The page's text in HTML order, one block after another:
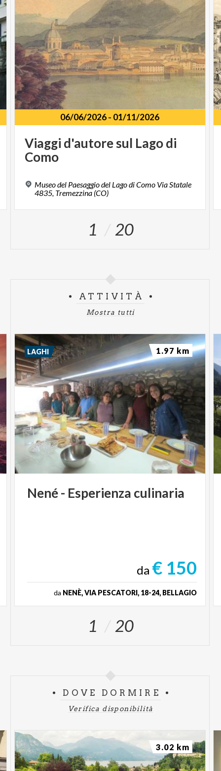
06/06/2026- 01/11/2026
Viaggi d'autoresul Lagodi
Como
Museo del Paesaggio del Lago di Como Via Statale
4835, Tremezzina (CO)
1 20
ATTIVITÀ
Mostra tutti
Nené- Esperienza culinaria
da € 150
da NENÈ, VIA PESCATORI, 18-24, BELLAGIO
LAGHI 1.97 km
1 20
DOVE DORMIRE
Verifica disponibilità
3.02 km